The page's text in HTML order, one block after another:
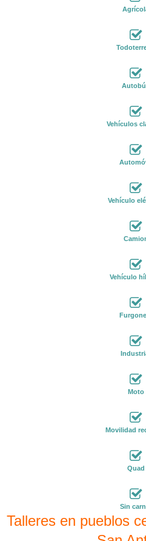
Vehículos
Vehículo
Vehículo
Moto
Movilidad
Quad
Sin
Talleres en pueblos